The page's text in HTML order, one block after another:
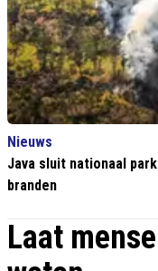
Nieuws
Java sluit nationaal
branden
Laat